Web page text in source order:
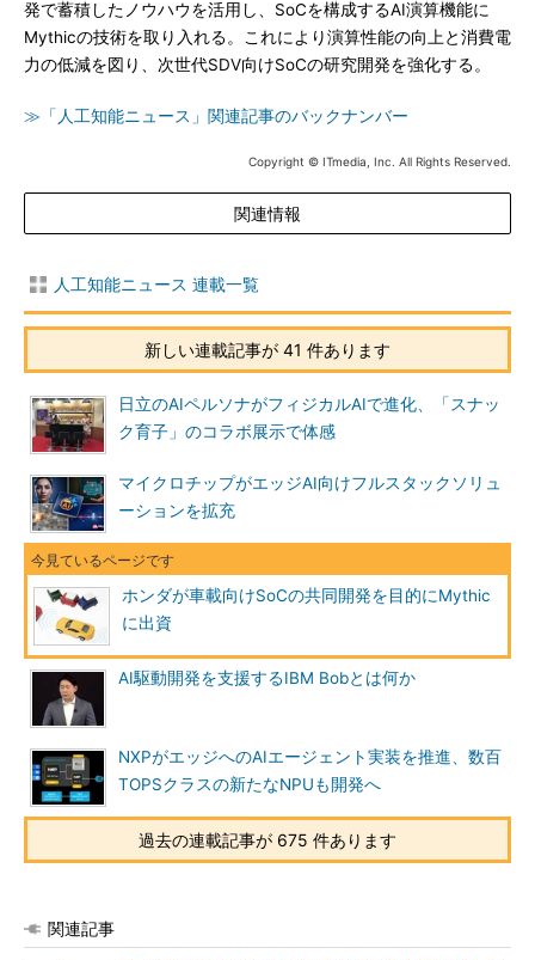
発で蓄積したノウハウを活用し、SoCを構成するAI演算機能に
Mythicの技術を取り入れる。これにより演算性能の向上と消費電
力の低減を図り、次世代SDV向けSoCの研究開発を強化する。
≫「人工知能ニュース」関連記事のバックナンバー
Copyright © ITmedia, Inc. All Rights Reserved.
関連情報
人工知能ニュース 連載一覧
新しい連載記事が 41 件あります
日立のAIペルソナがフィジカルAIで進化、「スナッ
ク育子」のコラボ展示で体感
マイクロチップがエッジAI向けフルスタックソリュ
ーションを拡充
ホンダが車載向けSoCの共同開発を目的にMythic
に出資
AI駆動開発を支援するIBM Bobとは何か
NXPがエッジへのAIエージェント実装を推進、数百
TOPSクラスの新たなNPUも開発へ
過去の連載記事が 675 件あります
関連記事